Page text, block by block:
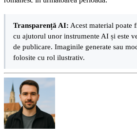
Transparență AI: Acest material poate
cu ajutorul unor instrumente AI și este
de publicare. Imaginile generate sau
folosite cu rol ilustrativ.